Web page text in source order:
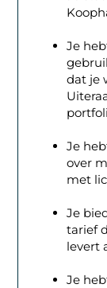
Je
dat je
Je
over
met
Je
tarief
levert
Je